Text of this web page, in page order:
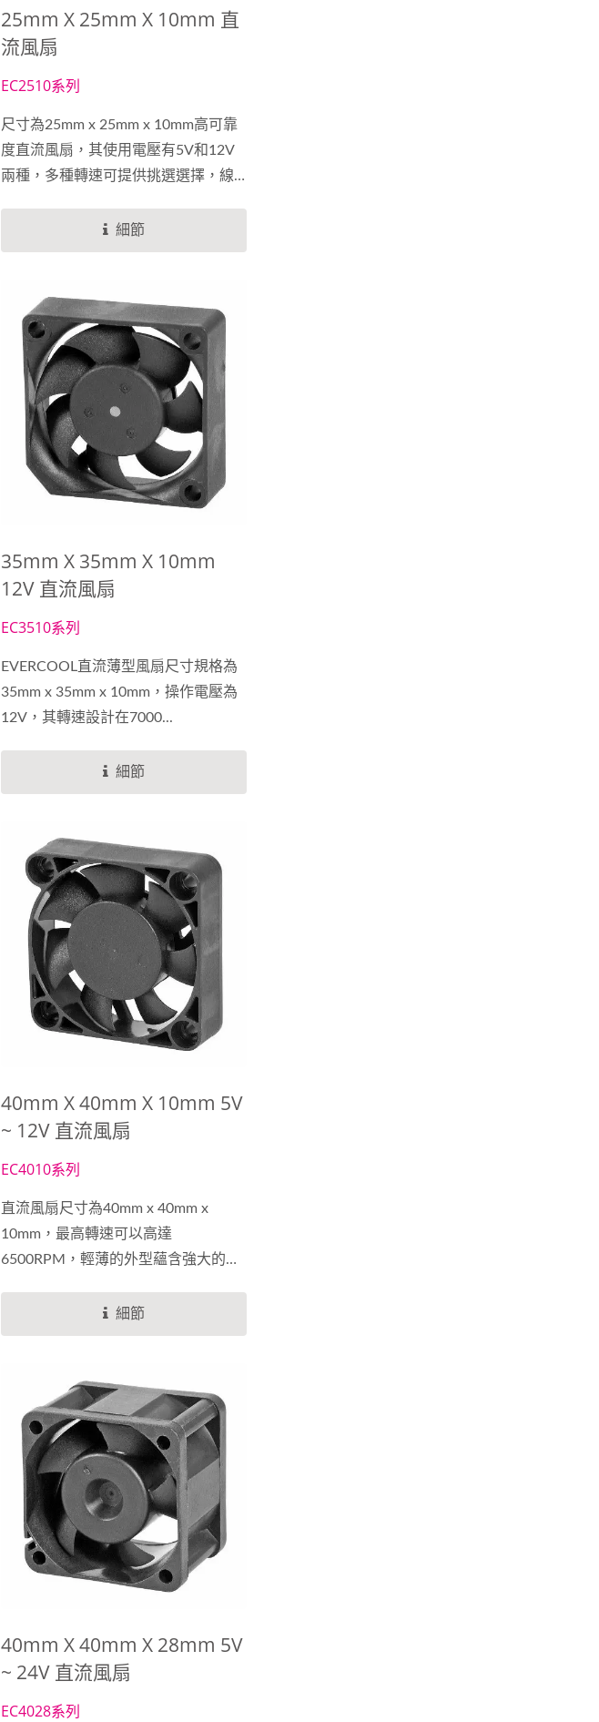
25mm X 25mm X 10mm 直
流風扇
EC2510系列
尺寸為25mm x 25mm x 10mm高可靠
度直流風扇，其使用電壓有5V和12V
兩種，多種轉速可提供挑選選擇，線
合您使用上環境的需求。我們持續在
製程上改善，導入自動化，提升組裝
外型提升，風扇效率降低噪音，藉以
滿足客戶對於直流風扇的需求。
細節
35mm X 35mm X 10mm
12V 直流風扇
EC3510系列
EVERCOOL直流薄型風扇尺寸規格為
35mm x 35mm x 10mm，操作電壓為
12V，其轉速設計在7000...
細節
40mm X 40mm X 10mm 5V
~ 12V 直流風扇
EC4010系列
直流風扇尺寸為40mm x 40mm x
10mm，最高轉速可以高達
6500RPM，輕薄的外型蘊含強大的效
承，擁有極高的性價比，線材的長度
及端子類型都可以客制化生產，可以
EVERCOOL高品質直流風扇，可以讓
您的系統對流更好，散熱效率加強，
避免因溫度高而系統效能降低的問
題。
細節
40mm X 40mm X 28mm 5V
~ 24V 直流風扇
EC4028系列